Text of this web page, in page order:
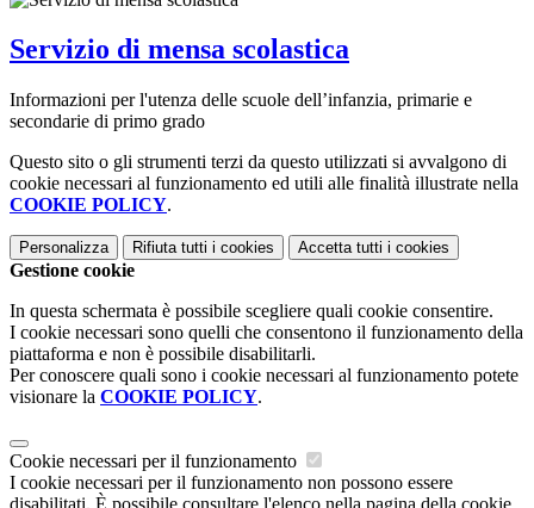
Servizio di mensa scolastica
Informazioni per l'utenza delle scuole dell’infanzia, primarie e
secondarie di primo grado
Questo sito o gli strumenti terzi da questo utilizzati si avvalgono di
cookie necessari al funzionamento ed utili alle finalità illustrate nella
COOKIE POLICY.
Personalizza Rifiuta tutti i cookies Accetta tutti i cookies
Gestione cookie
In questa schermata è possibile scegliere quali cookie consentire.
I cookie necessari sono quelli che consentono il funzionamento della
piattaforma e non è possibile disabilitarli.
Per conoscere quali sono i cookie necessari al funzionamento potete
visionare la COOKIE POLICY.
Cookie necessari per il funzionamento
I cookie necessari per il funzionamento non possono essere